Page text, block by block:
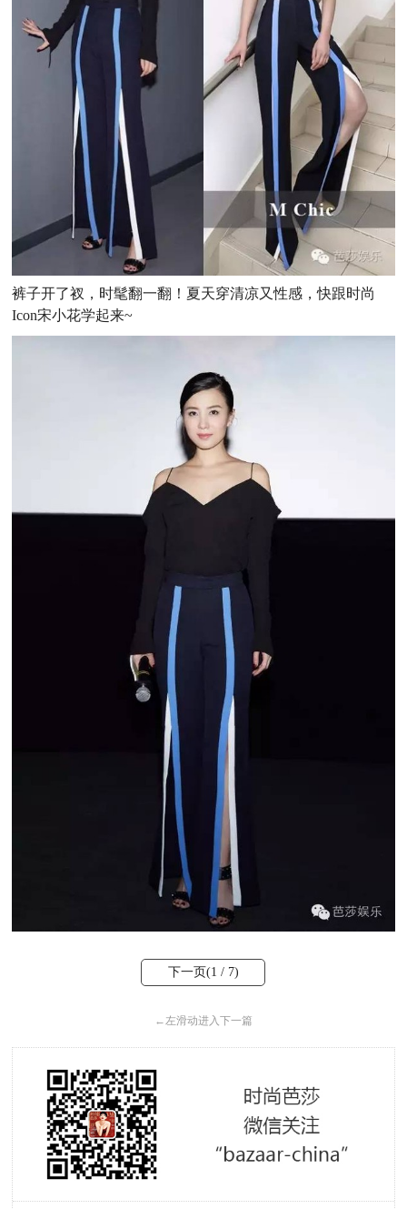
裤子开了衩，时髦翻一翻！夏天穿清凉又性感，快跟时尚
Icon宋小花学起来~
下一页(1 / 7)
←左滑动进入下一篇